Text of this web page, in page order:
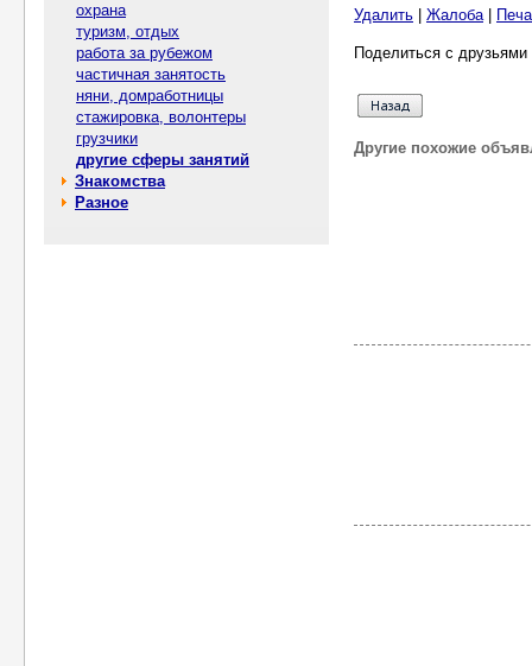
охрана
туризм, отдых
работа за рубежом
частичная занятость
няни, домработницы
стажировка, волонтеры
грузчики
другие сферы занятий
Знакомства
Разное
Удалить Жалоба|
Поделиться с
Другие похожие